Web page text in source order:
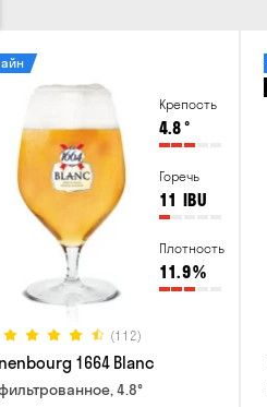
Крепость
4.8°
Горечь
11 IBU
Плотность
11.9%
(112)
1664 Blanc
4.8°